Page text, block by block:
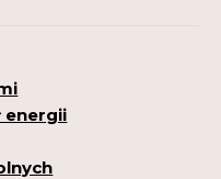
energii